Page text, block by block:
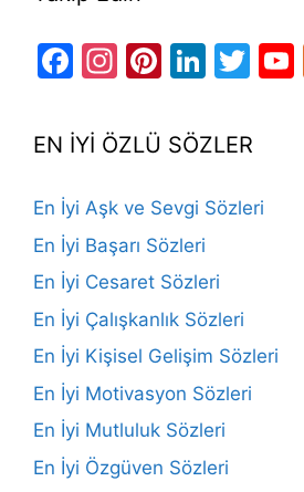
Facebook
Instagram
EN İYİ ÖZLÜ SÖZLER
En İyi Aşk ve Sevgi Sözleri
En İyi Başarı Sözleri
En İyi Cesaret Sözleri
En İyi Çalışkanlık Sözleri
En İyi Kişisel Gelişim Sözleri
En İyi Motivasyon Sözleri
En İyi Mutluluk Sözleri
En İyi Özgüven Sözleri